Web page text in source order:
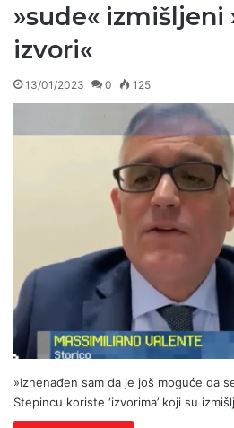
»sude« izmišljeni
izvori«
13/01/2023 0 125
»Iznenađen sam da je još moguće da
Stepincu koriste ‘izvorima’ koji su